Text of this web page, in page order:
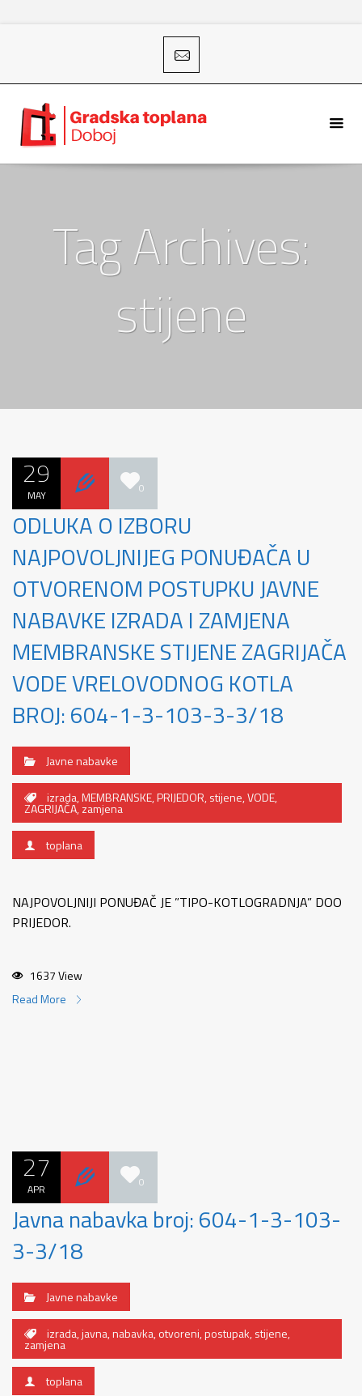
Tag Archives:
stijene
29
MAY 0
ODLUKA O IZBORU
NAJPOVOLJNIJEG PONUĐAČA U
OTVORENOM POSTUPKU JAVNE
NABAVKE IZRADA I ZAMJENA
MEMBRANSKE STIJENE ZAGRIJAČA
VODE VRELOVODNOG KOTLA
BROJ: 604-1-3-103-3-3/18
Javne nabavke
izrada,MEMBRANSKE,PRIJEDOR,stijene,VODE,
ZAGRIJAČA,zamjena
toplana
NAJPOVOLJNIJI PONUĐAČ JE ”TIPO-KOTLOGRADNJA” DOO
PRIJEDOR.
1637 View
Read More
27
APR 0
Javna nabavka broj: 604-1-3-103-
3-3/18
Javne nabavke
izrada,javna,nabavka,otvoreni,postupak,stijene,
zamjena
toplana